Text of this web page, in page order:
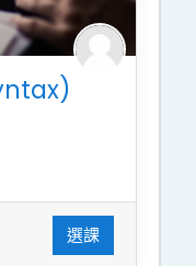
選課